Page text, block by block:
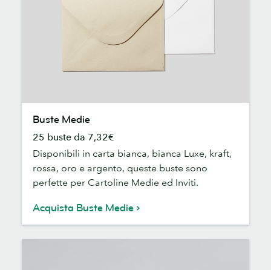
Medie
Buste Medie
25 buste da 7,32€
Disponibili in carta bianca, bianca Luxe, kraft,
rossa, oro e argento, queste buste sono
perfette per Cartoline Medie ed Inviti.
Acquista Buste Medie